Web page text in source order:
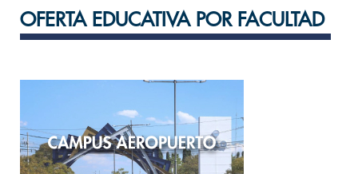
OFERTA EDUCATIVA POR FACULTAD